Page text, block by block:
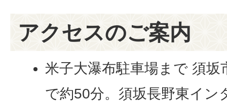
アクセスのご案内
米子大瀑布駐車場まで 須
で約50分。須坂長野東イン